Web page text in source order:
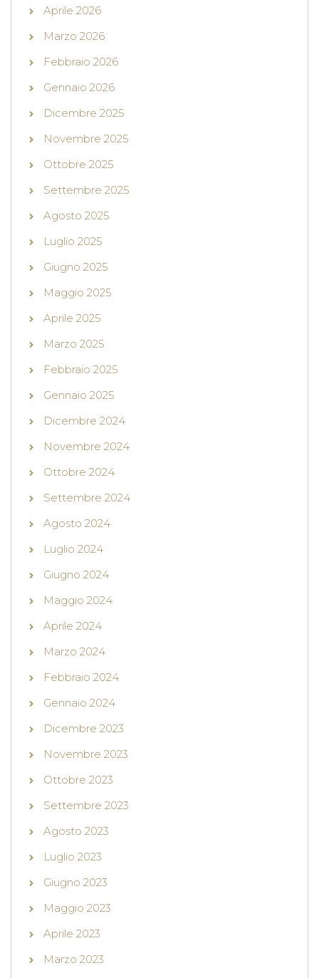
Aprile 2026
Marzo 2026
Febbraio 2026
Gennaio 2026
Dicembre 2025
Novembre 2025
Ottobre 2025
Settembre 2025
Agosto 2025
Luglio 2025
Giugno 2025
Maggio 2025
Aprile 2025
Marzo 2025
Febbraio 2025
Gennaio 2025
Dicembre 2024
Novembre 2024
Ottobre 2024
Settembre 2024
Agosto 2024
Luglio 2024
Giugno 2024
Maggio 2024
Aprile 2024
Marzo 2024
Febbraio 2024
Gennaio 2024
Dicembre 2023
Novembre 2023
Ottobre 2023
Settembre 2023
Agosto 2023
Luglio 2023
Giugno 2023
Maggio 2023
Aprile 2023
Marzo 2023